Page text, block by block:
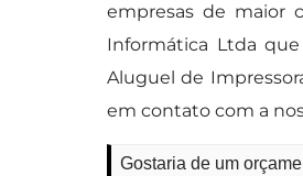
empresas de maior
Informática Ltda
Aluguel de
em contato com a
Gostaria de um